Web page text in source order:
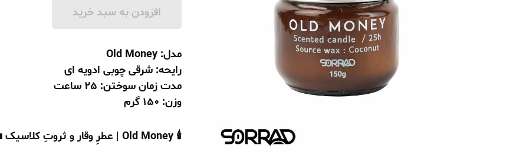
افزودن به سبد خرید
مدل: Old Money
رایحه: شرقی چوبی ادویه ای
مدت زمان سوختن: ۲۵ ساعت
وزن: ۱۵۰ گرم
🕯️ Old Money | عطرِ وقار و ثروتِ کلاسیک 💼✨